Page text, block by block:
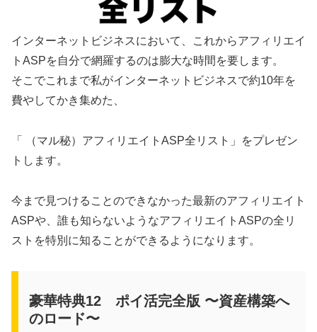
インターネットビジネスにおいて、これからアフィリエイ
トASPを自分で網羅するのは膨大な時間を要します。
そこでこれまで私がインターネットビジネスで約10年を
費やしてかき集めた、
「 （マル秘）アフィリエイトASP全リスト」をプレゼン
トします。
今まで見つけることのできなかった最新のアフィリエイト
ASPや、誰も知らないようなアフィリエイトASPの全リ
ストを特別に知ることができるようになります。
豪華特典12 ポイ活完全版 〜資産構築へ
のロード〜